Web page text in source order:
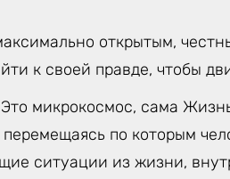
открытым,
к своей правде, чтобы
микрокосмос, сама
по которым
ситуации из жизни,